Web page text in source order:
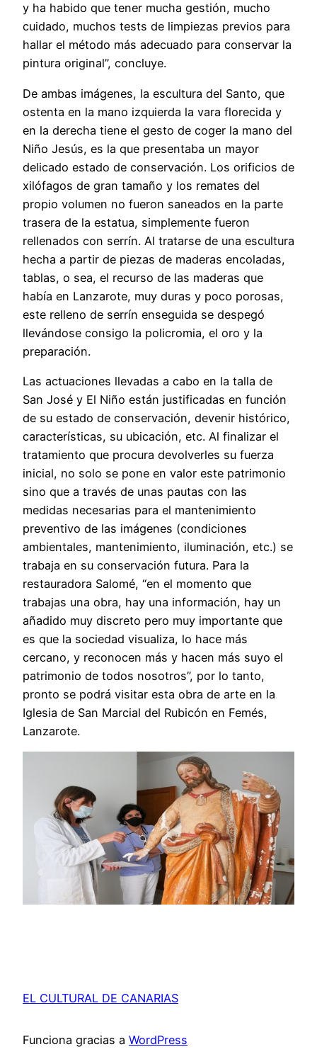
y ha habido que tener mucha gestión, mucho
cuidado, muchos tests de limpiezas previos para
hallar el método más adecuado para conservar la
pintura original”, concluye.
De ambas imágenes, la escultura del Santo, que
ostenta en la mano izquierda la vara florecida y
en la derecha tiene el gesto de coger la mano del
Niño Jesús, es la que presentaba un mayor
delicado estado de conservación. Los orificios de
xilófagos de gran tamaño y los remates del
propio volumen no fueron saneados en la parte
trasera de la estatua, simplemente fueron
rellenados con serrín. Al tratarse de una escultura
hecha a partir de piezas de maderas encoladas,
tablas, o sea, el recurso de las maderas que
había en Lanzarote, muy duras y poco porosas,
este relleno de serrín enseguida se despegó
llevándose consigo la policromia, el oro y la
preparación.
Las actuaciones llevadas a cabo en la talla de
San José y El Niño están justificadas en función
de su estado de conservación, devenir histórico,
características, su ubicación, etc. Al finalizar el
tratamiento que procura devolverles su fuerza
inicial, no solo se pone en valor este patrimonio
sino que a través de unas pautas con las
medidas necesarias para el mantenimiento
preventivo de las imágenes (condiciones
ambientales, mantenimiento, iluminación, etc.) se
trabaja en su conservación futura. Para la
restauradora Salomé, “en el momento que
trabajas una obra, hay una información, hay un
añadido muy discreto pero muy importante que
es que la sociedad visualiza, lo hace más
cercano, y reconocen más y hacen más suyo el
patrimonio de todos nosotros”, por lo tanto,
pronto se podrá visitar esta obra de arte en la
Iglesia de San Marcial del Rubicón en Femés,
Lanzarote.
EL CULTURAL DE CANARIAS
Funciona gracias a WordPress